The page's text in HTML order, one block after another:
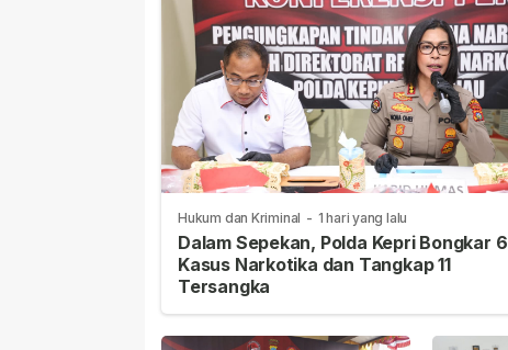
Hukum dan Kriminal - 1 hari yang lalu
Dalam Sepekan, Polda Kepri Bongkar 6
Kasus Narkotika dan Tangkap 11
Tersangka